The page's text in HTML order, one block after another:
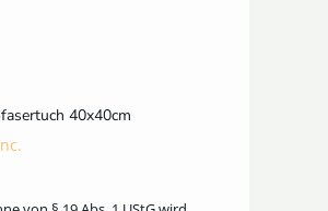
40x40cm